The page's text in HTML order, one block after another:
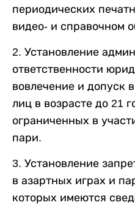
периодических
видео- и справочном
2. Установление
ответственности
вовлечение и допуск
лиц в возрасте до 21
ограниченных в
пари.
3. Установление
в азартных играх и
которых имеются